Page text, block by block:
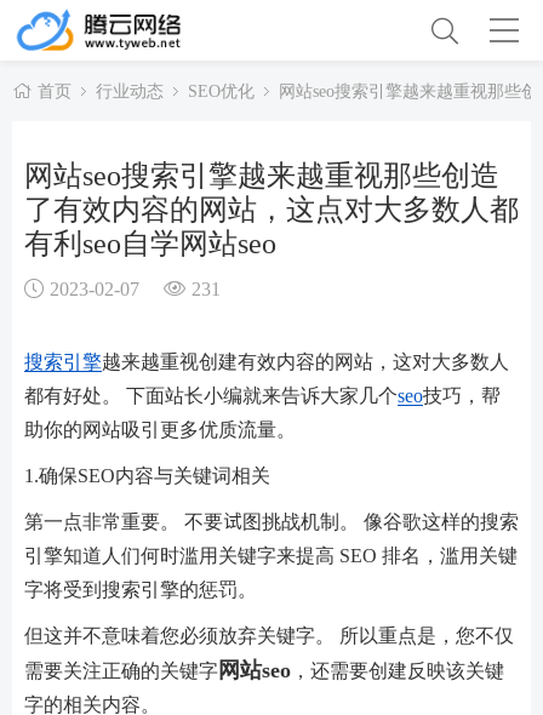
首页 行业动态 SEO优化 网站seo搜索引擎越来越重视那些
网站seo搜索引擎越来越重视那些创造
了有效内容的网站，这点对大多数人都
有利seo自学网站seo
2023-02-07 231
搜索引擎越来越重视创建有效内容的网站，这对大多数人
都有好处。 下面站长小编就来告诉大家几个seo技巧，帮
助你的网站吸引更多优质流量。
1.确保SEO内容与关键词相关
第一点非常重要。 不要试图挑战机制。 像谷歌这样的搜索
引擎知道人们何时滥用关键字来提高 SEO 排名，滥用关键
字将受到搜索引擎的惩罚。
但这并不意味着您必须放弃关键字。 所以重点是，您不仅
需要关注正确的关键字网站seo ，还需要创建反映该关键
字的相关内容。